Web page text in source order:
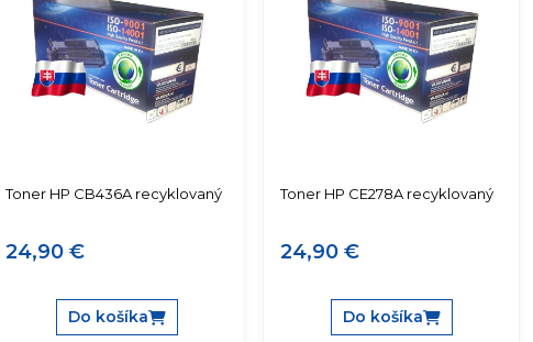
Toner HP CB436A recyklovaný
24,90 €
Do košíka
Toner HP CE278A recyklovaný
24,90 €
Do košíka